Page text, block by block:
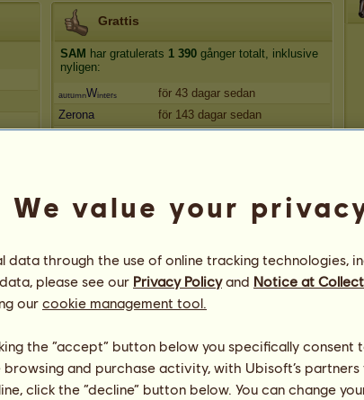
Grattis
SAM har gratulerats 1 390 gånger totalt, inklusive
nyligen:
ₐᵤₜᵤₘₙWᵢₙₜₑᵣₛ
för 43 dagar sedan
Zerona
för 143 dagar sedan
83
We value your
data through the use of online tracking technologies,
please see our Privacy Policyand Notice at
our cookie management tool.
the “accept” button below you specifically consent
and purchase activity, with Ubisoft’s
click the “decline” button below. You can change